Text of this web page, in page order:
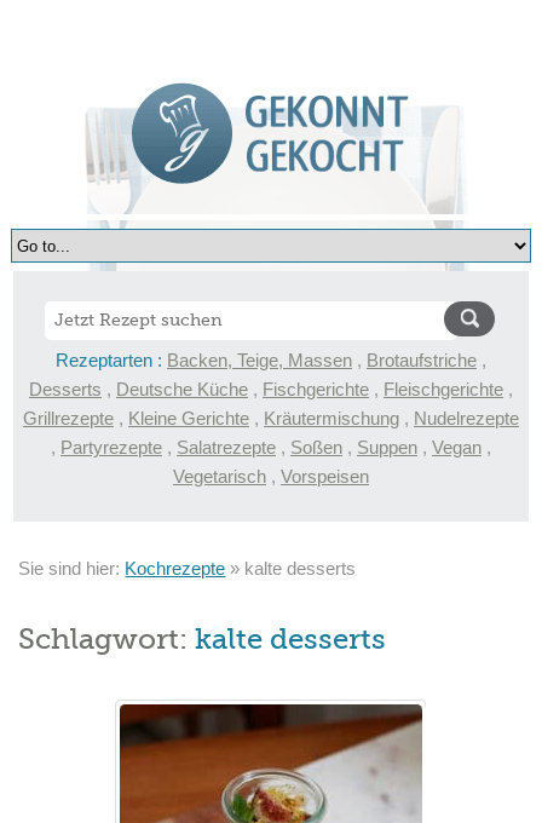
Rezeptarten : Backen, Teige, Massen , Brotaufstriche ,
Desserts , Deutsche Küche , Fischgerichte , Fleischgerichte ,
Grillrezepte , Kleine Gerichte , Kräutermischung , Nudelrezepte
, Partyrezepte , Salatrezepte , Soßen , Suppen , Vegan ,
Vegetarisch , Vorspeisen
Sie sind hier: Kochrezepte » kalte desserts
Schlagwort:kalte desserts